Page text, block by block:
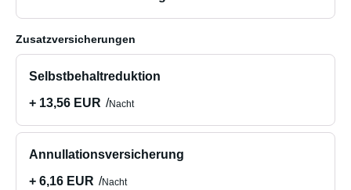
Zusatzversicherungen
Selbstbehaltreduktion
+ 13,56 EUR
Nacht
Annullationsversicherung
+ 6,16 EUR
Nacht